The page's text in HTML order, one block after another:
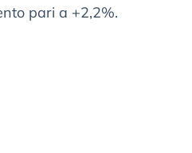
pari a +2,2%.